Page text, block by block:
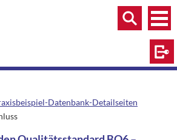
Menü
Suche
Datenbank-Detailseiten